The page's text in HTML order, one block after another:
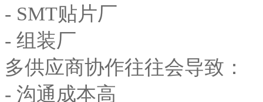
- SMT贴片厂
- 组装厂
多供应商协作往往会导致：
- 沟通成本高